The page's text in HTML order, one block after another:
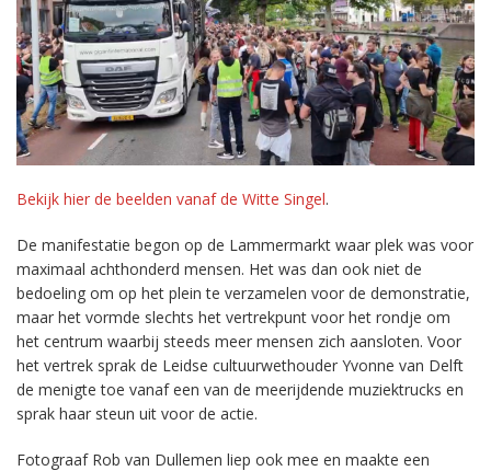
Bekijk hier de beelden vanaf de Witte Singel.
De manifestatie begon op de Lammermarkt waar plek was voor
maximaal achthonderd mensen. Het was dan ook niet de
bedoeling om op het plein te verzamelen voor de demonstratie,
maar het vormde slechts het vertrekpunt voor het rondje om
het centrum waarbij steeds meer mensen zich aansloten. Voor
het vertrek sprak de Leidse cultuurwethouder Yvonne van Delft
de menigte toe vanaf een van de meerijdende muziektrucks en
sprak haar steun uit voor de actie.
Fotograaf Rob van Dullemen liep ook mee en maakte een